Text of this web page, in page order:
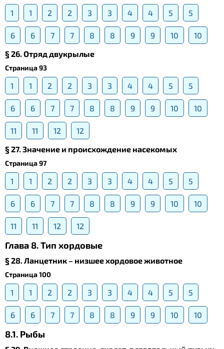
1 1 2 2 3 3 4 4 5 5
6 6 7 7 8 8 9 9 10
10
§ 26. Отряд двукрылые
Страница 93
1 1 2 2 3 3 4 4 5 5
6 6 7 7 8 8 9 9 10 10
11 11 12
12
§ 27. Значение и происхождение насекомых
Страница 97
1 1 2 2 3 3 4 4 5 5
6 6 7 7 8 8 9 9 10 10
11 11 12 12
Глава 8. Тип хордовые
§ 28. Ланцетник – низшее хордовое животное
Страница 100
1 1 2 2 3 3 4 4 5 5
6 6 7 7 8 8 9 9 10 10
8.1. Рыбы